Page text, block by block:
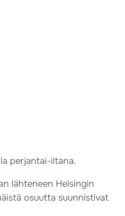
perjantai-iltana.
lähteneen Helsingin
osuutta suunnistivat